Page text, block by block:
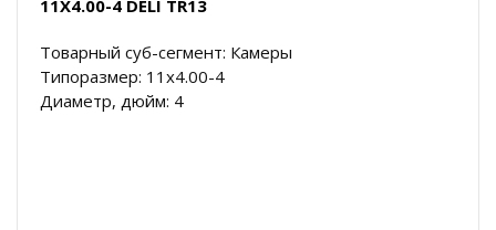
11X4.00-4 DELI TR13
Товарный суб-сегмент: Камеры
Типоразмер: 11x4.00-4
Диаметр, дюйм: 4